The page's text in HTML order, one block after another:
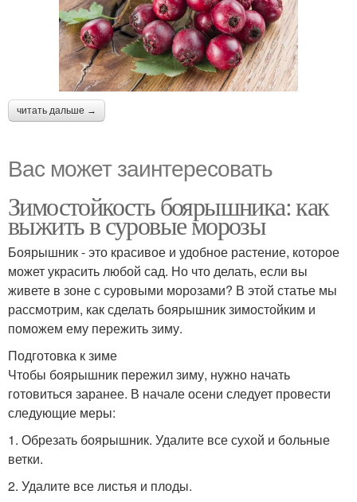
читать дальше →
Вас может заинтересовать
Зимостойкость боярышника: как
выжить в суровые морозы
Боярышник - это красивое и удобное растение, которое
может украсить любой сад. Но что делать, если вы
живете в зоне с суровыми морозами? В этой статье мы
рассмотрим, как сделать боярышник зимостойким и
поможем ему пережить зиму.
Подготовка к зиме
Чтобы боярышник пережил зиму, нужно начать
готовиться заранее. В начале осени следует провести
следующие меры:
1. Обрезать боярышник. Удалите все сухой и больные
ветки.
2. Удалите все листья и плоды.